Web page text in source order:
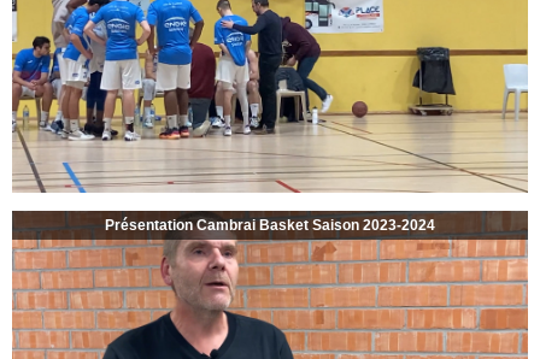
Présentation Cambrai Basket Saison 2023-2024